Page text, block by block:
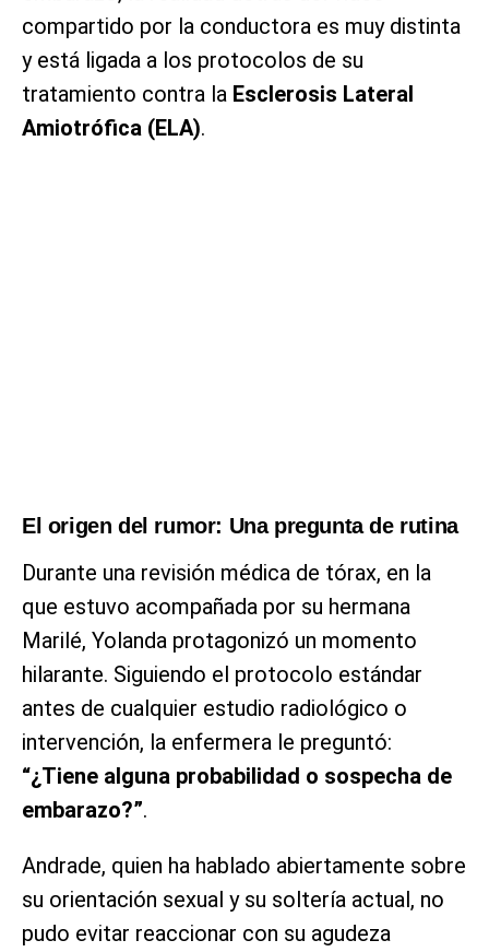
compartido por la conductora es muy distinta
y está ligada a los protocolos de su
tratamiento contra la Esclerosis Lateral
Amiotrófica (ELA).
El origen del rumor: Una pregunta de rutina
Durante una revisión médica de tórax, en la
que estuvo acompañada por su hermana
Marilé, Yolanda protagonizó un momento
hilarante. Siguiendo el protocolo estándar
antes de cualquier estudio radiológico o
intervención, la enfermera le preguntó:
“¿Tiene alguna probabilidad o sospecha de
embarazo?”.
Andrade, quien ha hablado abiertamente sobre
su orientación sexual y su soltería actual, no
pudo evitar reaccionar con su agudeza